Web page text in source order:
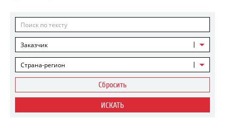
Заказчик
Страна-регион
Сбросить
ИСКАТЬ